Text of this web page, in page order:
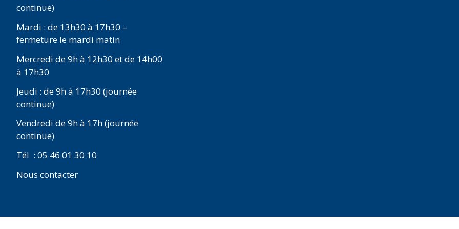
continue)
Mardi : de 13h30 à 17h30 –
fermeture le mardi matin
Mercredi de 9h à 12h30 et de 14h00
à 17h30
Jeudi : de 9h à 17h30 (journée
continue)
Vendredi de 9h à 17h (journée
continue)
Tél : 05 46 01 30 10
Nous contacter